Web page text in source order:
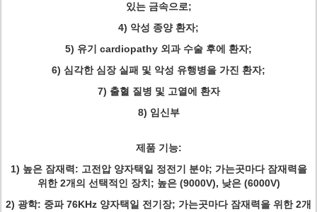
있는 금속으로;
4) 악성 종양 환자;
5) 유기 cardiopathy 외과 수술 후에 환자;
6) 심각한 심장 실패 및 악성 유행병을 가진 환자;
7) 출혈 질병 및 고열에 환자
8) 임신부
제품 기능:
1) 높은 잠재력: 고전압 양자택일 정전기 분야; 가는곳마다 잠재력을
위한 2개의 선택적인 장치; 높은 (9000V), 낮은 (6000V)
2) 광학: 중파 76KHz 양자택일 전기장; 가는곳마다 잠재력을 위한 2개